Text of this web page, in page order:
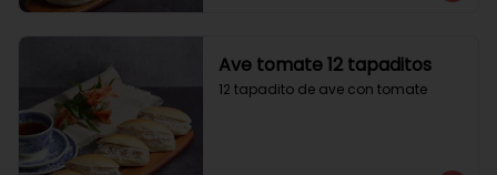
Ave tomate 12 tapaditos
12 tapadito de ave con tomate